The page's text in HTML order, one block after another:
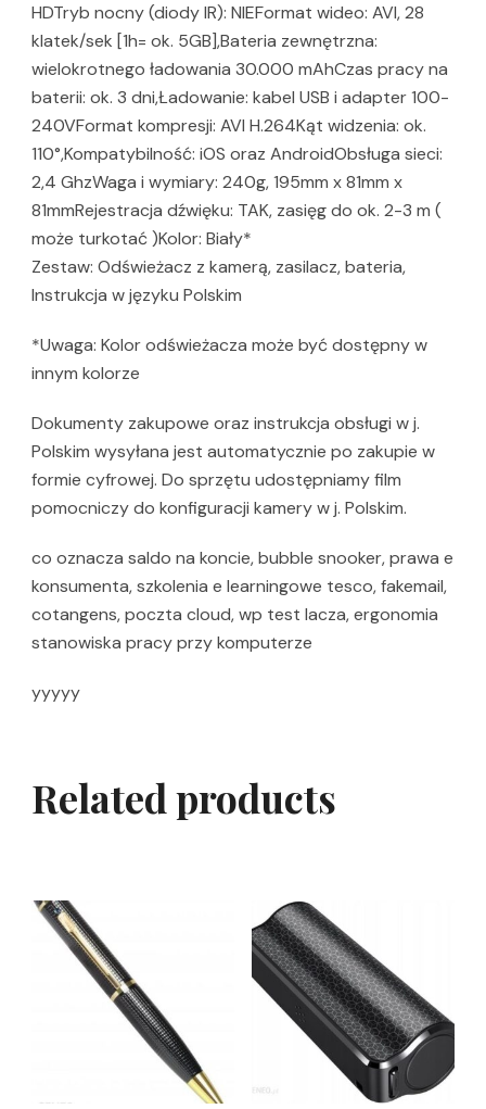
HDTryb nocny (diody IR): NIEFormat wideo: AVI, 28
klatek/sek [1h= ok. 5GB],Bateria zewnętrzna:
wielokrotnego ładowania 30.000 mAhCzas pracy na
baterii: ok. 3 dni,Ładowanie: kabel USB i adapter 100-
240VFormat kompresji: AVI H.264Kąt widzenia: ok.
110°,Kompatybilność: iOS oraz AndroidObsługa sieci:
2,4 GhzWaga i wymiary: 240g, 195mm x 81mm x
81mmRejestracja dźwięku: TAK, zasięg do ok. 2-3 m (
może turkotać )Kolor: Biały*
Zestaw: Odświeżacz z kamerą, zasilacz, bateria,
Instrukcja w języku Polskim
*Uwaga: Kolor odświeżacza może być dostępny w
innym kolorze
Dokumenty zakupowe oraz instrukcja obsługi w j.
Polskim wysyłana jest automatycznie po zakupie w
formie cyfrowej. Do sprzętu udostępniamy film
pomocniczy do konfiguracji kamery w j. Polskim.
co oznacza saldo na koncie, bubble snooker, prawa e
konsumenta, szkolenia e learningowe tesco, fakemail,
cotangens, poczta cloud, wp test lacza, ergonomia
stanowiska pracy przy komputerze
yyyyy
Related products